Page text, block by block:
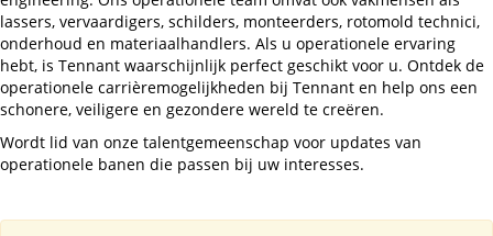
lassers, vervaardigers, schilders, monteerders, rotomold technici,
onderhoud en materiaalhandlers. Als u operationele ervaring
hebt, is Tennant waarschijnlijk perfect geschikt voor u. Ontdek de
operationele carrièremogelijkheden bij Tennant en help ons een
schonere, veiligere en gezondere wereld te creëren.
Wordt lid van onze talentgemeenschap voor updates van
operationele banen die passen bij uw interesses.